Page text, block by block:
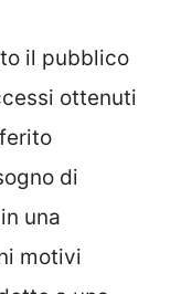
il pubblico
ottenuti
di
una
motivi